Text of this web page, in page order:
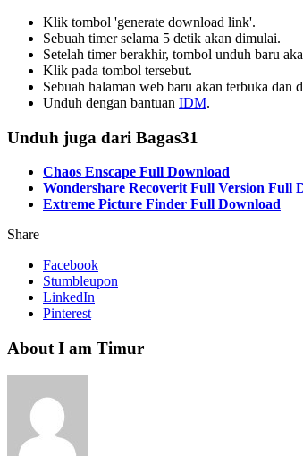
Klik tombol 'generate download link'.
Sebuah timer selama 5 detik akan dimulai.
Setelah timer berakhir, tombol unduh baru
Klik pada tombol tersebut.
Sebuah halaman web baru akan terbuka dan
Unduh dengan bantuan IDM.
Unduh juga dari Bagas31
Chaos Enscape Full Download
Wondershare Recoverit Full Version Full
Extreme Picture Finder Full Download
Share
Facebook
Stumbleupon
LinkedIn
Pinterest
About I am Timur